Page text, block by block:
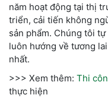
năm hoạt động tại thị
triển, cải tiến không
sản phẩm. Chúng tôi
luôn hướng về tương
nhất.
>>> Xem thêm: Thi
thực hiện